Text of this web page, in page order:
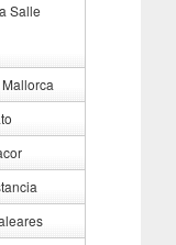
Salle